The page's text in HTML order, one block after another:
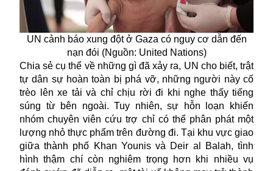
UN cảnh báo xung đột ở Gaza có nguy cơ dẫn đến
nạn đói (Nguồn: United Nations)
Chia sẻ cụ thể về những gì đã xảy ra, UN cho biết, trật
tự dân sự hoàn toàn bị phá vỡ, những người này cố
trèo lên xe tải và chỉ chịu rời đi khi nghe thấy tiếng
súng từ bên ngoài. Tuy nhiên, sự hỗn loạn khiến
nhóm chuyên viên cứu trợ chỉ có thể phân phát một
lượng nhỏ thực phẩm trên đường đi. Tại khu vực giao
giữa thành phố Khan Younis và Deir al Balah, tình
hình thậm chí còn nghiêm trọng hơn khi nhiều vụ